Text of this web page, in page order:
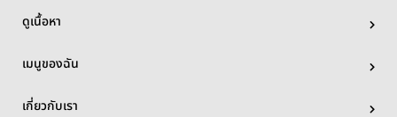
ดูเนื้อหา
เมนูของฉัน
เกี่ยวกับเรา